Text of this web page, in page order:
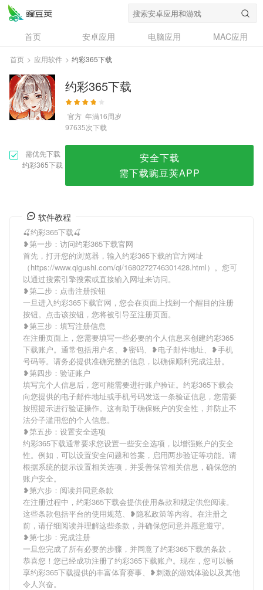
首页 安卓应用 电脑应用
MAC应用
资讯
专题
问答
首页 > 应用软件 > 约彩365下载
约彩365下载
官方 年满16周岁
97635次下载
需优先下载
约彩365下载
安全下载
需下载豌豆荚APP
软件教程
🍒约彩365下载🍒
❥第一步：访问约彩365下载官网
首先，打开您的浏览器，输入约彩365下载的官方网址
（https://www.qigushi.com/qi/1680272746301428.html）。您可
以通过搜索引擎搜索或直接输入网址来访问。
❥第二步：点击注册按钮
一旦进入约彩365下载官网，您会在页面上找到一个醒目的注册
按钮。点击该按钮，您将被引导至注册页面。
❥第三步：填写注册信息
在注册页面上，您需要填写一些必要的个人信息来创建约彩365
下载账户。通常包括用户名、❥密码、❥电子邮件地址、❥手机
号码等。请务必提供准确完整的信息，以确保顺利完成注册。
❥第四步：验证账户
填写完个人信息后，您可能需要进行账户验证。约彩365下载会
向您提供的电子邮件地址或手机号码发送一条验证信息，您需要
按照提示进行验证操作。这有助于确保账户的安全性，并防止不
法分子滥用您的个人信息。
❥第五步：设置安全选项
约彩365下载通常要求您设置一些安全选项，以增强账户的安全
性。例如，可以设置安全问题和答案，启用两步验证等功能。请
根据系统的提示设置相关选项，并妥善保管相关信息，确保您的
账户安全。
❥第六步：阅读并同意条款
在注册过程中，约彩365下载会提供使用条款和规定供您阅读。
这些条款包括平台的使用规范、❥隐私政策等内容。在注册之
前，请仔细阅读并理解这些条款，并确保您同意并愿意遵守。
❥第七步：完成注册
一旦您完成了所有必要的步骤，并同意了约彩365下载的条款，
恭喜您！您已经成功注册了约彩365下载账户。现在，您可以畅
享约彩365下载提供的丰富体育赛事、❥刺激的游戏体验以及其他
令人兴奋。